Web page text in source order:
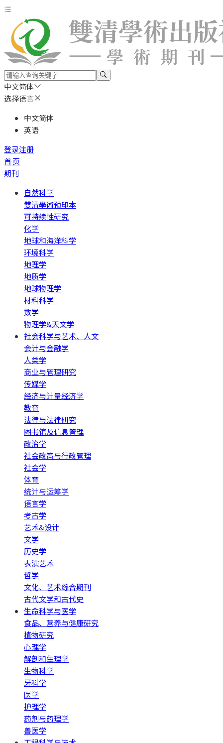
中文简体
选择语言
中文简体
英语
登录注册
首页
期刊
自然科学
雙清學術预印本
可持续性研究
化学
地球和海洋科学
环境科学
地理学
地质学
地球物理学
材料科学
数学
物理学&天文学
社会科学与艺术、人文
会计与金融学
人类学
商业与管理研究
传媒学
经济与计量经济学
教育
法律与法律研究
图书馆及信息管理
政治学
社会政策与行政管理
社会学
体育
统计与运筹学
语言学
考古学
艺术&设计
文学
历史学
表演艺术
哲学
文化、艺术综合期刊
古代文学和古代史
生命科学与医学
食品、营养与健康研究
植物研究
心理学
解剖和生理学
生物科学
牙科学
医学
护理学
药剂与药理学
兽医学